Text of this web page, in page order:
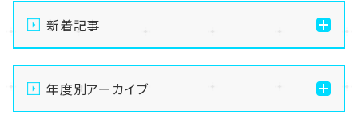
新着記事
【なんば】キラリと輝く宝物✨「光るハーバリウム」作り
に挑戦しました！
【なんば】校舎紹介の「自習室編」✨
年度別アーカイブ